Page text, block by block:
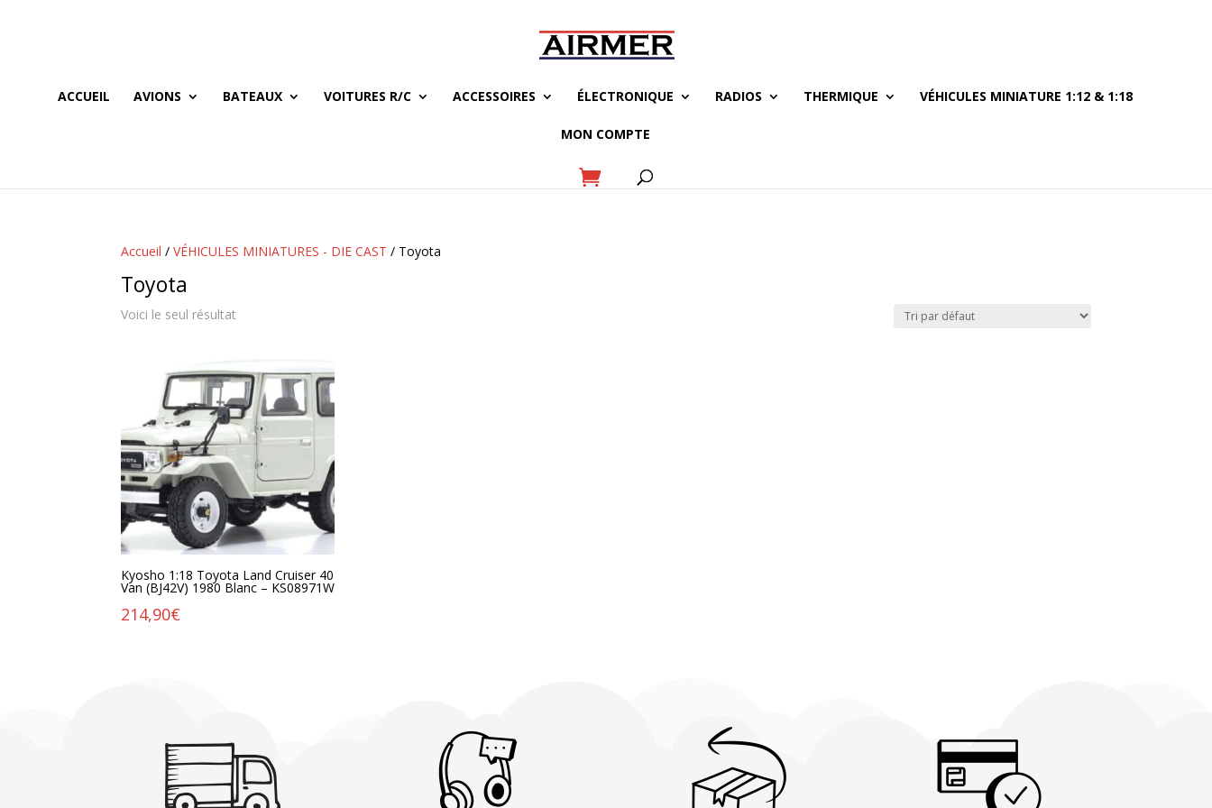
ACCUEIL AVIONS BATEAUX VOITURES R/C ACCESSOIRES ÉLECTRONIQUE RADIOS THERMIQUE VÉHICULES MINIATURE 1:12 & 1:18
MON COMPTE
Accueil /VÉHICULES MINIATURES - DIE CAST / Toyota
Toyota
Voici le seul résultat
Kyosho 1:18 Toyota Land Cruiser 40
Van (BJ42V) 1980 Blanc – KS08971W
214,90€